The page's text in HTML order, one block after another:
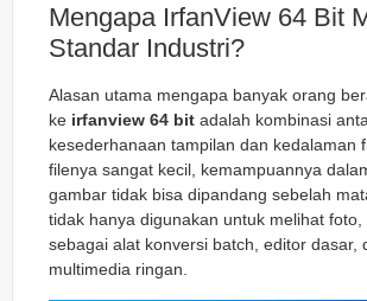
Mengapa IrfanView 64 Bit
Standar Industri?
Alasan utama mengapa banyak orang
ke irfanview 64 bit adalah kombinasi
kesederhanaan tampilan dan kedalaman
filenya sangat kecil, kemampuannya
gambar tidak bisa dipandang sebelah
tidak hanya digunakan untuk melihat foto,
sebagai alat konversi batch, editor dasar,
multimedia ringan.